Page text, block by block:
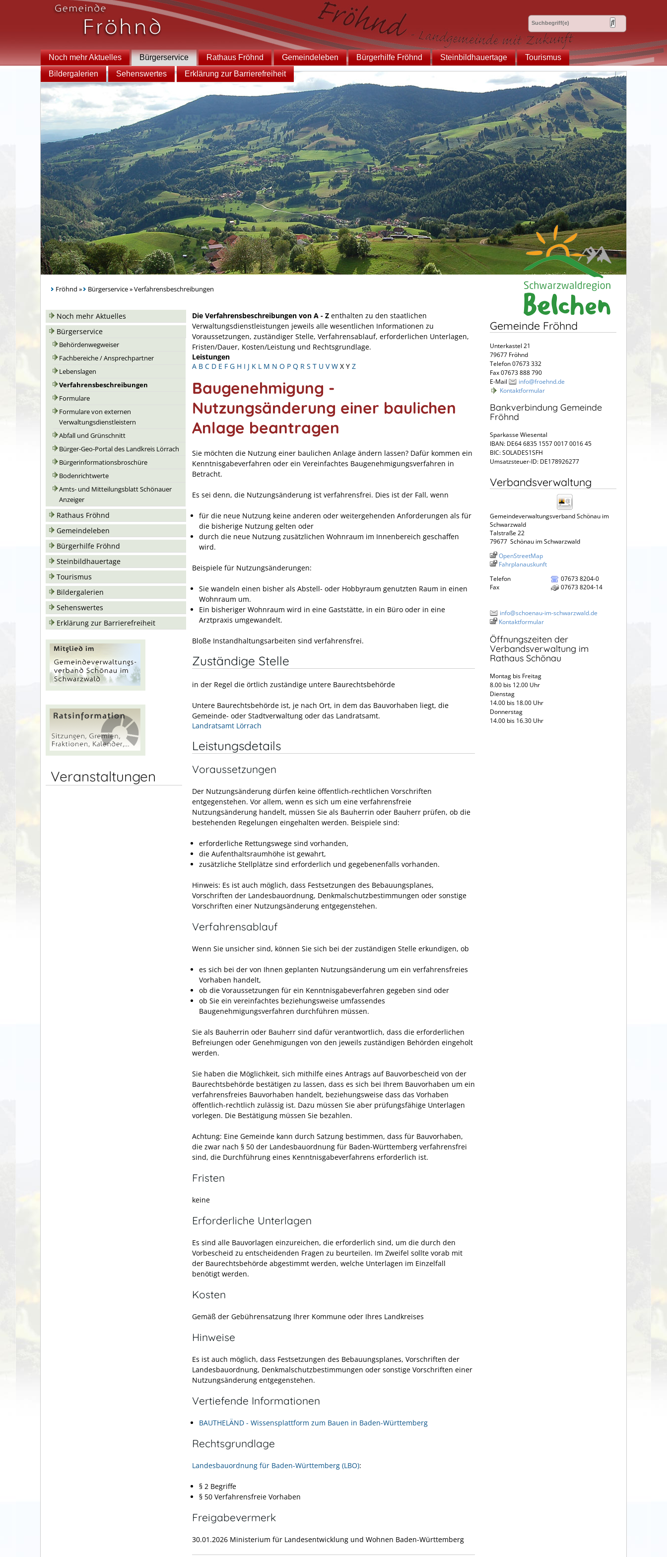
Noch mehr Aktuelles Bürgerservice Rathaus Fröhnd Gemeindeleben Bürgerhilfe Fröhnd Steinbildhauertage
Tourismus
Bildergalerien
Sehenswertes Erklärung zur Barrierefreiheit
Fröhnd » Bürgerservice»Verfahrensbeschreibungen
Noch mehr Aktuelles
Bürgerservice
Behördenwegweiser
Fachbereiche / Ansprechpartner
Lebenslagen
Verfahrensbeschreibungen
Formulare
Formulare von externen
Verwaltungsdienstleistern
Abfall und Grünschnitt
Bürger-Geo-Portal des Landkreis Lörrach
Bürgerinformationsbroschüre
Bodenrichtwerte
Amts- und Mitteilungsblatt Schönauer
Anzeiger
Rathaus Fröhnd
Gemeindeleben
Bürgerhilfe Fröhnd
Steinbildhauertage
Tourismus
Bildergalerien
Sehenswertes
Erklärung zur Barrierefreiheit
Veranstaltungen
Die Verfahrensbeschreibungen von A - Z enthalten zu den staatlichen
Verwaltungsdienstleistungen jeweils alle wesentlichen Informationen zu
Voraussetzungen, zuständiger Stelle, Verfahrensablauf, erforderlichen Unterlagen,
Fristen/Dauer, Kosten/Leistung und Rechtsgrundlage.
Leistungen
A B C D E F G H I J K L M N O P Q R S T U V W X Y Z
Baugenehmigung -
Nutzungsänderung einer baulichen
Anlage beantragen
Sie möchten die Nutzung einer baulichen Anlage ändern lassen? Dafür kommen ein
Kenntnisgabeverfahren oder ein Vereinfachtes Baugenehmigungsverfahren in
Betracht.
Es sei denn, die Nutzungsänderung ist verfahrensfrei. Dies ist der Fall, wenn
für die neue Nutzung keine anderen oder weitergehenden Anforderungen als für
die bisherige Nutzung gelten oder
durch die neue Nutzung zusätzlichen Wohnraum im Innenbereich geschaffen
wird.
Beispiele für Nutzungsänderungen:
Sie wandeln einen bisher als Abstell- oder Hobbyraum genutzten Raum in einen
Wohnraum um.
Ein bisheriger Wohnraum wird in eine Gaststätte, in ein Büro oder in eine
Arztpraxis umgewandelt.
Bloße Instandhaltungsarbeiten sind verfahrensfrei.
Zuständige Stelle
in der Regel die örtlich zuständige untere Baurechtsbehörde
Untere Baurechtsbehörde ist, je nach Ort, in dem das Bauvorhaben liegt, die
Gemeinde- oder Stadtverwaltung oder das Landratsamt.
Landratsamt Lörrach
Leistungsdetails
Voraussetzungen
Der Nutzungsänderung dürfen keine öffentlich-rechtlichen Vorschriften
entgegenstehen. Vor allem, wenn es sich um eine verfahrensfreie
Nutzungsänderung handelt, müssen Sie als Bauherrin oder Bauherr prüfen, ob die
bestehenden Regelungen eingehalten werden. Beispiele sind:
erforderliche Rettungswege sind vorhanden,
die Aufenthaltsraumhöhe ist gewahrt,
zusätzliche Stellplätze sind erforderlich und gegebenenfalls vorhanden.
Hinweis: Es ist auch möglich, dass Festsetzungen des Bebauungsplanes,
Vorschriften der Landesbauordnung, Denkmalschutzbestimmungen oder sonstige
Vorschriften einer Nutzungsänderung entgegenstehen.
Verfahrensablauf
Wenn Sie unsicher sind, können Sie sich bei der zuständigen Stelle erkundigen, ob
es sich bei der von Ihnen geplanten Nutzungsänderung um ein verfahrensfreies
Vorhaben handelt,
ob die Voraussetzungen für ein Kenntnisgabeverfahren gegeben sind oder
ob Sie ein vereinfachtes beziehungsweise umfassendes
Baugenehmigungsverfahren durchführen müssen.
Sie als Bauherrin oder Bauherr sind dafür verantwortlich, dass die erforderlichen
Befreiungen oder Genehmigungen von den jeweils zuständigen Behörden eingeholt
werden.
Sie haben die Möglichkeit, sich mithilfe eines Antrags auf Bauvorbescheid von der
Baurechtsbehörde bestätigen zu lassen, dass es sich bei Ihrem Bauvorhaben um ein
verfahrensfreies Bauvorhaben handelt, beziehungsweise dass das Vorhaben
öffentlich-rechtlich zulässig ist. Dazu müssen Sie aber prüfungsfähige Unterlagen
vorlegen. Die Bestätigung müssen Sie bezahlen.
Achtung: Eine Gemeinde kann durch Satzung bestimmen, dass für Bauvorhaben,
die zwar nach § 50 der Landesbauordnung für Baden-Württemberg verfahrensfrei
sind, die Durchführung eines Kenntnisgabeverfahrens erforderlich ist.
Fristen
keine
Erforderliche Unterlagen
Es sind alle Bauvorlagen einzureichen, die erforderlich sind, um die durch den
Vorbescheid zu entscheidenden Fragen zu beurteilen. Im Zweifel sollte vorab mit
der Baurechtsbehörde abgestimmt werden, welche Unterlagen im Einzelfall
benötigt werden.
Kosten
Gemäß der Gebührensatzung Ihrer Kommune oder Ihres Landkreises
Hinweise
Es ist auch möglich, dass Festsetzungen des Bebauungsplanes, Vorschriften der
Landesbauordnung, Denkmalschutzbestimmungen oder sonstige Vorschriften einer
Nutzungsänderung entgegenstehen.
Vertiefende Informationen
BAUTHELÄND - Wissensplattform zum Bauen in Baden-Württemberg
Rechtsgrundlage
Landesbauordnung für Baden-Württemberg (LBO):
§ 2 Begriffe
§ 50 Verfahrensfreie Vorhaben
Freigabevermerk
30.01.2026 Ministerium für Landesentwicklung und Wohnen Baden-Württemberg
Gemeinde Fröhnd
Unterkastel 21
79677 Fröhnd
Telefon 07673 332
Fax 07673 888 790
E-Mail
info@froehnd.de
Kontaktformular
Bankverbindung Gemeinde
Fröhnd
Sparkasse Wiesental
IBAN: DE64 6835 1557 0017 0016 45
BIC: SOLADES1SFH
Umsatzsteuer-ID: DE178926277
Verbandsverwaltung
Gemeindeverwaltungsverband Schönau im
Schwarzwald
Talstraße 22
79677 Schönau im Schwarzwald
OpenStreetMap
Fahrplanauskunft
Telefon
07673 8204-0
Fax
07673 8204-14
info@schoenau-im-schwarzwald.de
Kontaktformular
Öffnungszeiten der
Verbandsverwaltung im
Rathaus Schönau
Montag bis Freitag
8.00 bis 12.00 Uhr
Dienstag
14.00 bis 18.00 Uhr
Donnerstag
14.00 bis 16.30 Uhr